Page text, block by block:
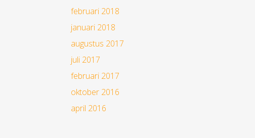
februari 2018
januari 2018
augustus 2017
juli 2017
februari 2017
oktober 2016
april 2016